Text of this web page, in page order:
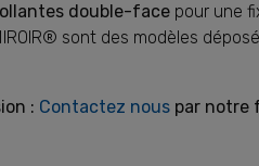
double-face pour une
sont des modèles
: Contactez nous par notre